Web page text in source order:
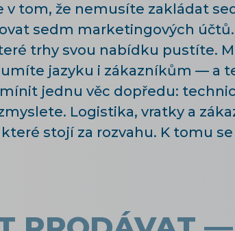
v tom, že nemusíte zakládat
sedm marketingových
trhy svou nabídku pustíte.
jazyku i zákazníkům — a
jednu věc dopředu:
Logistika, vratky a
stojí za rozvahu. K tomu